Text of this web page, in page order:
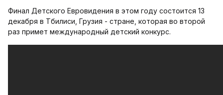
Финал Детского Евровидения в этом году состоится 13
декабря в Тбилиси, Грузия - стране, которая во второй
раз примет международный детский конкурс.